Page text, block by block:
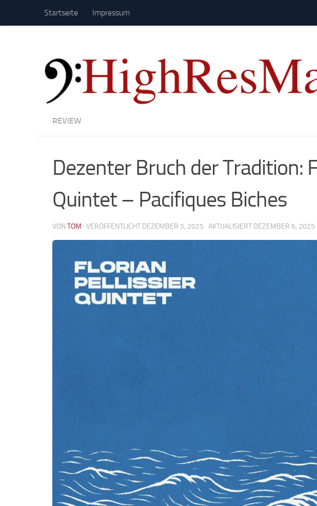
Zum Inhalt springen
Startseite Impressum
REVIEW
Dezenter Bruch der Tradition:
Quintet – Pacifiques Biches
VON TOM · VERÖFFENTLICHT DEZEMBER 5, 2025 · AKTUALISIERT DEZEMBER 6, 2025